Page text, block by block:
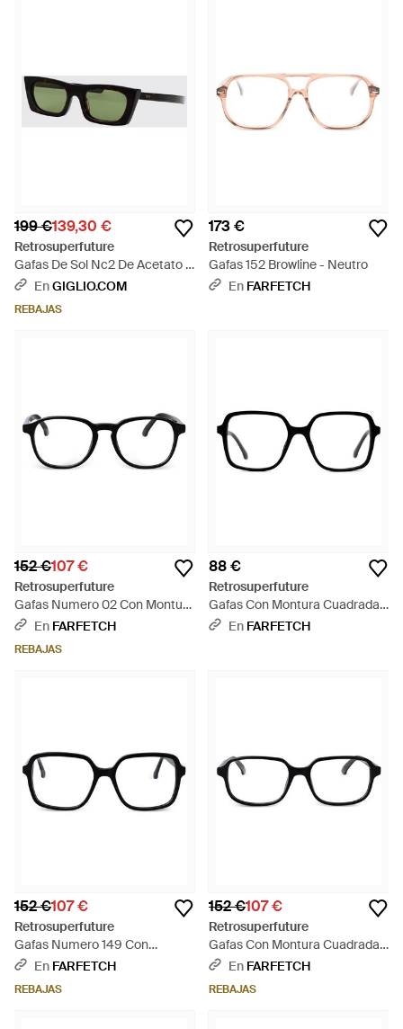
199 €139,30 €
Retrosuperfuture
Gafas De Sol Nc2 De Acetato -
Verde
EnGIGLIO.COM
REBAJAS
173 €
Retrosuperfuture
Gafas 152 Browline - Neutro
En FARFETCH
152 €107 €
Retrosuperfuture
Gafas Numero 02 Con Montura
Redonda - Negro
En FARFETCH
REBAJAS
88 €
Retrosuperfuture
Gafas Con Montura Cuadrada -
Negro
En FARFETCH
152 €107 €
Retrosuperfuture
Gafas Numero 149 Con
Montura Cuadrada - Negro
En FARFETCH
REBAJAS
152 €107 €
Retrosuperfuture
Gafas Con Montura Cuadrada -
Negro
En FARFETCH
REBAJAS